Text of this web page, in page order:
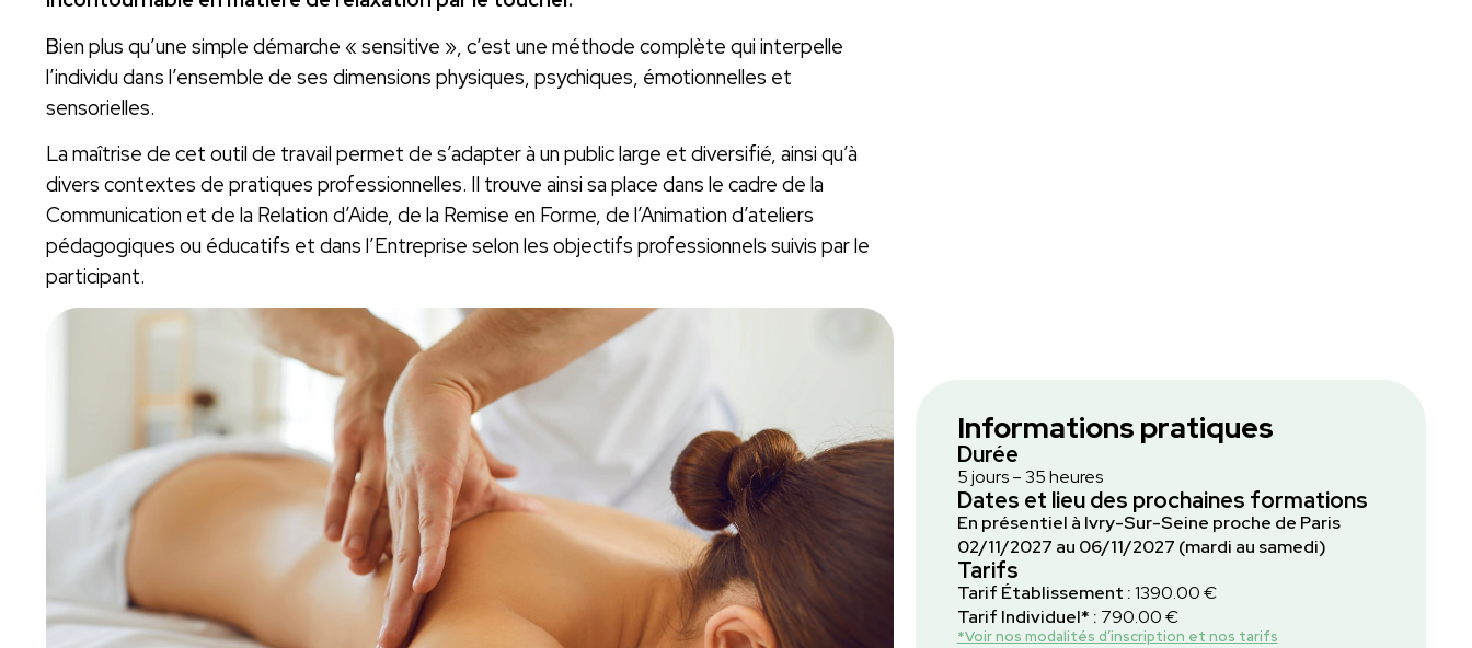
Bien plus qu’une simple démarche « sensitive », c’est une méthode complète qui interpelle
l’individu dans l’ensemble de ses dimensions physiques, psychiques, émotionnelles et
sensorielles.
La maîtrise de cet outil de travail permet de s’adapter à un public large et diversifié, ainsi qu’à
divers contextes de pratiques professionnelles. Il trouve ainsi sa place dans le cadre de la
Communication et de la Relation d’Aide, de la Remise en Forme, de l’Animation d’ateliers
pédagogiques ou éducatifs et dans l’Entreprise selon les objectifs professionnels suivis par le
participant.
Informations pratiques
Durée
5 jours – 35 heures
Dates et lieu des prochaines formations
En présentiel à Ivry-Sur-Seine proche de Paris
02/11/2027 au 06/11/2027 (mardi au samedi)
Tarifs
Tarif Établissement :1390.00 €
Tarif Individuel* : 790.00 €
*Voir nos modalités d’inscription et nos tarifs